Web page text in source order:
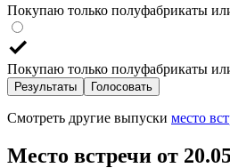
Покупаю только полуфабрикаты
Покупаю только полуфабрикаты
Результаты Голосовать
Смотреть другие выпуски место
Место встречи от